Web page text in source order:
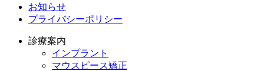
お知らせ
プライバシーポリシー
診療案内
インプラント
マウスピース矯正